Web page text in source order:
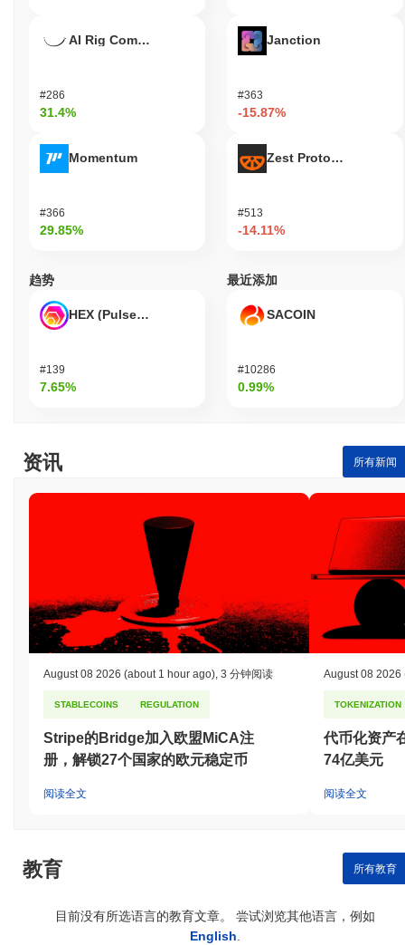
AI Rig Complex
#286
31.4%
Momentum
#366
29.85%
Janction
#363
-15.87%
Zest Protocol
#513
-14.11%
趋势
HEX (Pulsechain)
#139
7.65%
最近添加
SACOIN
#10286
0.99%
资讯 所有新闻
August 08 2026 (about 1 hour ago), 3 分钟阅读
STABLECOINS REGULATION
Stripe的Bridge加入欧盟MiCA注
册，解锁27个国家的欧元稳定币
阅读全文
August 08 2026
TOKENIZATION
代币化资产
74亿美元
阅读全文
教育 所有教育
目前没有所选语言的教育文章。 尝试浏览其他语言，例如
English.